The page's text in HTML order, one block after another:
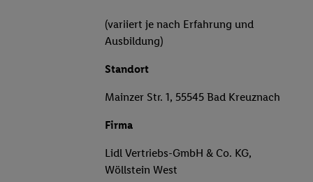
(variiert je nach Erfahrung und
Ausbildung)
Standort
Mainzer Str. 1, 55545 Bad Kreuznach
Firma
Lidl Vertriebs-GmbH & Co. KG,
Wöllstein West